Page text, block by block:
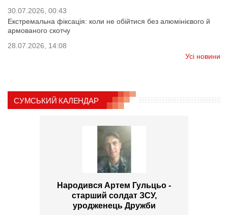
30.07.2026, 00:43
Екстремальна фіксація: коли не обійтися без алюмінієвого й
армованого скотчу
28.07.2026, 14:08
Усі новини
СУМСЬКИЙ КАЛЕНДАР
Народився Артем Гульцьо -
старший солдат ЗСУ,
уродженець Дружби